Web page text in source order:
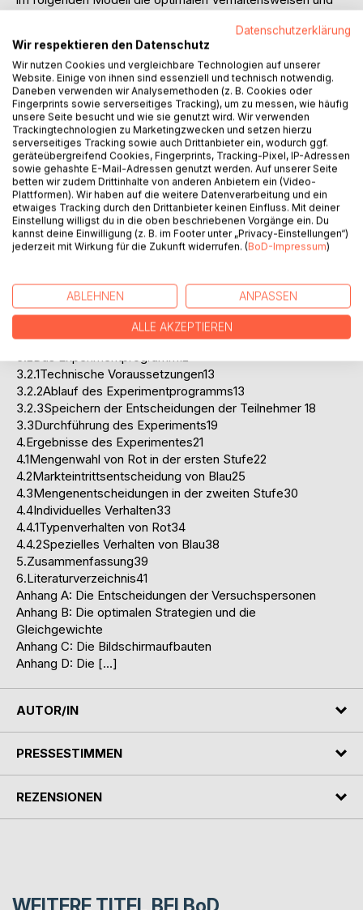
aus der Theorie ermittelten Gleichgewichte (sowohl
Baysianische als auch Nash Gleichgewichte) Wert gelegt
und eine Analyse dieser durchgeführt.
Hiernach erfolgt eine Beschreibung des Experimentes und
seiner Durchführung. Den Kern der Arbeit bildet die Analyse
des Experiments. Es erfolgt eine Einteilung der Individuen
nach verschiedenen Verhaltensmustern. Diese
Klassifizierung wird untersucht und an Hand von Beispielen
exemplarisch dargestellt.
Inhaltsverzeichnis:Inhaltsverzeichnis:
1.Einleitung1
2.Theoretische Grundlage2
2.1Das Modell von Milgrom und Roberts3
3.Beschreibung des Experiments7
3.1Aufbau des Experiment7
3.1.1Das Modell des Experiments7
3.1.2Die Gleichgewichte8
3.2Das Experimentprogramm12
3.2.1Technische Voraussetzungen13
3.2.2Ablauf des Experimentprogramms13
3.2.3Speichern der Entscheidungen der Teilnehmer 18
3.3Durchführung des Experiments19
4.Ergebnisse des Experimentes21
4.1Mengenwahl von Rot in der ersten Stufe22
4.2Markteintrittsentscheidung von Blau25
4.3Mengenentscheidungen in der zweiten Stufe30
4.4Individuelles Verhalten33
4.4.1Typenverhalten von Rot34
4.4.2Spezielles Verhalten von Blau38
5.Zusammenfassung39
6.Literaturverzeichnis41
Anhang A: Die Entscheidungen der Versuchspersonen
Anhang B: Die optimalen Strategien und die
Gleichgewichte
Anhang C: Die Bildschirmaufbauten
Anhang D: Die […]
AUTOR/IN
PRESSESTIMMEN
REZENSIONEN
Datenschutzerklärung
Wir respektieren den Datenschutz
Wir nutzen Cookies und vergleichbare Technologien auf unserer
Website. Einige von ihnen sind essenziell und technisch notwendig.
Daneben verwenden wir Analysemethoden (z. B. Cookies oder
Fingerprints sowie serverseitiges Tracking), um zu messen, wie häufig
unsere Seite besucht und wie sie genutzt wird. Wir verwenden
Trackingtechnologien zu Marketingzwecken und setzen hierzu
serverseitiges Tracking sowie auch Drittanbieter ein, wodurch ggf.
geräteübergreifend Cookies, Fingerprints, Tracking-Pixel, IP-Adressen
sowie gehashte E-Mail-Adressen genutzt werden. Auf unserer Seite
betten wir zudem Drittinhalte von anderen Anbietern ein (Video-
Plattformen). Wir haben auf die weitere Datenverarbeitung und ein
etwaiges Tracking durch den Drittanbieter keinen Einfluss. Mit deiner
Einstellung willigst du in die oben beschriebenen Vorgänge ein. Du
kannst deine Einwilligung (z. B. im Footer unter „Privacy-Einstellungen“)
jederzeit mit Wirkung für die Zukunft widerrufen. (BoD-Impressum)
ABLEHNEN ANPASSEN
ALLE AKZEPTIEREN